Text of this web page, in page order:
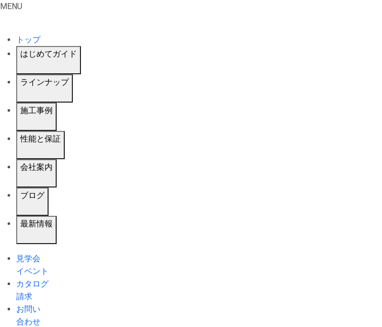
MENU
トップ
はじめてガイド
ラインナップ
施工事例
性能と保証
会社案内
ブログ
最新情報
見学会
イベント
カタログ
請求
お問い
合わせ